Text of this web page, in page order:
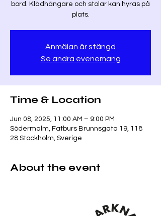
bord. Klädhängare och stolar kan hyras på
plats.
Anmälan är stängd
Se andra evenemang
Time & Location
Jun 08, 2025, 11:00 AM – 9:00 PM
Södermalm, Fatburs Brunnsgata 19, 118
28 Stockholm, Sverige
About the event